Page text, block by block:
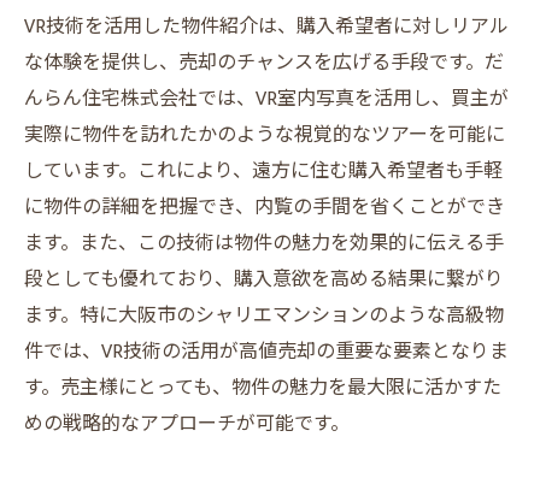
VR技術を活用した物件紹介は、購入希望者に対しリアル
な体験を提供し、売却のチャンスを広げる手段です。だ
んらん住宅株式会社では、VR室内写真を活用し、買主が
実際に物件を訪れたかのような視覚的なツアーを可能に
しています。これにより、遠方に住む購入希望者も手軽
に物件の詳細を把握でき、内覧の手間を省くことができ
ます。また、この技術は物件の魅力を効果的に伝える手
段としても優れており、購入意欲を高める結果に繋がり
ます。特に大阪市のシャリエマンションのような高級物
件では、VR技術の活用が高値売却の重要な要素となりま
す。売主様にとっても、物件の魅力を最大限に活かすた
めの戦略的なアプローチが可能です。